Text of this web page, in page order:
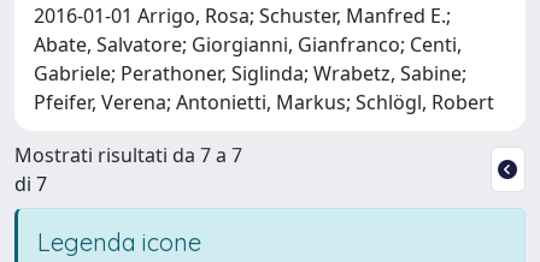
2016-01-01 Arrigo, Rosa; Schuster, Manfred E.;
Abate, Salvatore; Giorgianni, Gianfranco; Centi,
Gabriele; Perathoner, Siglinda; Wrabetz, Sabine;
Pfeifer, Verena; Antonietti, Markus; Schlögl, Robert
Mostrati risultati da 7 a 7
di 7
Legenda icone